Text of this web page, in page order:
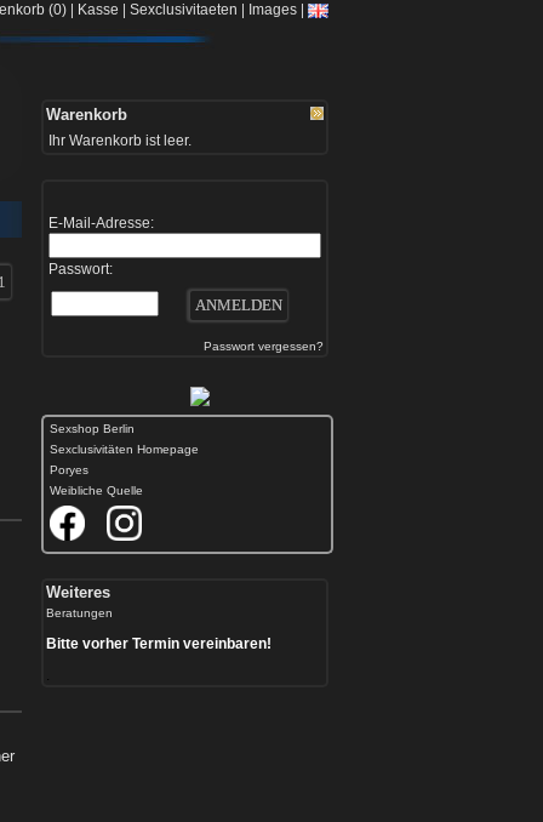
(0) | Kasse | Sexclusivitaeten | Images |
Warenkorb
Ihr Warenkorb ist leer.
E-Mail-Adresse:
Passwort:
Passwort vergessen?
Sexshop Berlin
Sexclusivitäten Homepage
Poryes
Weibliche Quelle
Weiteres
Beratungen
Bitte vorher Termin vereinbaren!